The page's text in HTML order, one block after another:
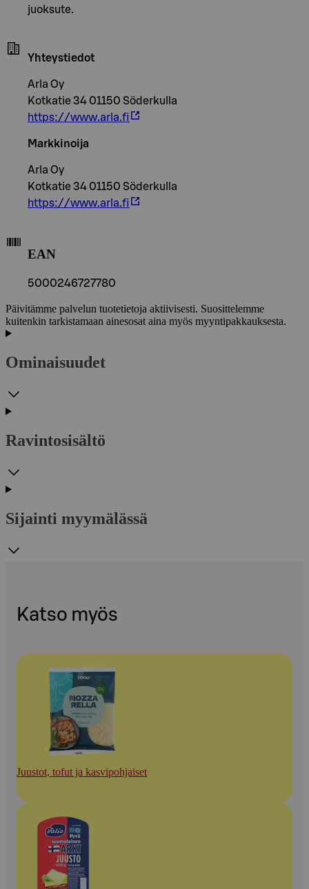
juoksute.
Yhteystiedot
Arla Oy
Kotkatie 34 01150 Söderkulla
https://www.arla.fi
Markkinoija
Arla Oy
Kotkatie 34 01150 Söderkulla
https://www.arla.fi
EAN
5000246727780
Päivitämme palvelun tuotetietoja aktiivisesti. Suosittelemme
kuitenkin tarkistamaan ainesosat aina myös myyntipakkauksesta.
Ominaisuudet
Ravintosisältö
Sijainti myymälässä
Katso myös
Juustot, tofut ja kasvipohjaiset